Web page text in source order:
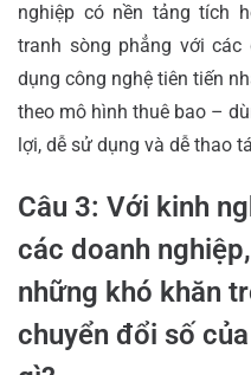
nghiệp có nền tảng tích
tranh sòng phẳng với các
dụng công nghệ tiên tiến
theo mô hình thuê bao –
lợi, dễ sử dụng và dễ thao
Câu 3: Với kinh
các doanh
những khó khăn
chuyển đổi số